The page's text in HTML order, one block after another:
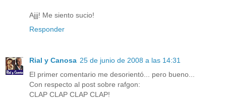
Ajjj! Me siento sucio!
Responder
Rial y Canosa 25 de junio de 2008 a las 14:31
El primer comentario me desorientó... pero bueno...
Con respecto al post sobre rafgon:
CLAP CLAP CLAP CLAP!